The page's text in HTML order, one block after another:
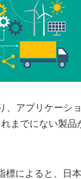
、アプリケーシ
までにない製品
標によると、日